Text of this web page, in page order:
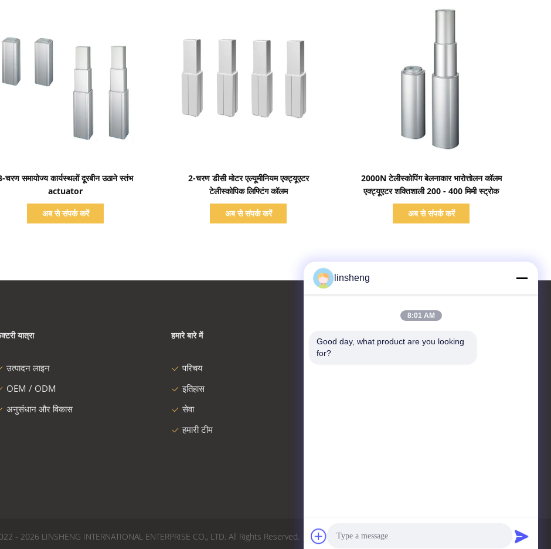
प्रदर्शन का विवरण
चरण समायोज्य कार्यस्थलों दूरबीन उठाने स्तंभ
actuator
अब से संपर्क करें
प्रदर्शन का विवरण
2-चरण डीसी मोटर एल्यूमीनियम एक्ट्यूएटर
टेलीस्कोपिक लिफ्टिंग कॉलम
अब से संपर्क करें
प्रदर्शन का विवरण
2000N टेलीस्कोपिंग बेलनाकार भारोत्तोलन कॉलम
एक्ट्यूएटर शक्तिशाली 200 - 400 मिमी स्ट्रोक
अब से संपर्क करें
यात्रा
उत्पादन लाइन
OEM / ODM
अनुसंधान और विकास
हमारे बारे में
परिचय
इतिहास
सेवा
हमारी टीम
गोपनीयता नीति
- 2026 LINSHENG INTERNATIONAL ENTERPRISE CO., LTD. All Rights Reserved.
linsheng
8:01 AM
Good day, what product are you looking
for?